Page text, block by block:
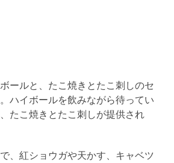
ールと、たこ焼きとたこ刺しのセ
ハイボールを飲みながら待ってい
たこ焼きとたこ刺しが提供され
、紅ショウガや天かす、キャベツ